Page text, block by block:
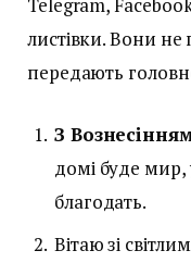
листівки. Вони не
передають
З
домі буде мир,
благодать.
Вітаю зі